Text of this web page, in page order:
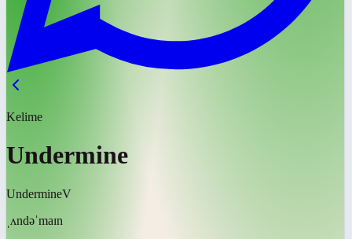
Kelime
Undermine
UndermineV
ˌʌndəˈmaɪn